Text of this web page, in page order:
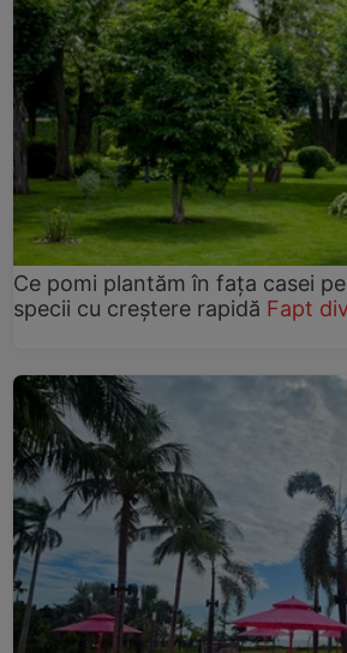
Ce pomi plantăm în fața casei
specii cu creștere rapidă Fapt